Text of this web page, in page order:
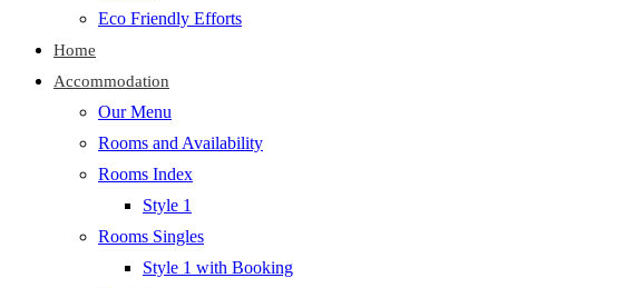
Eco Friendly Efforts
Home
Accommodation
Our Menu
Rooms and Availability
Rooms Index
Style 1
Rooms Singles
Style 1 with Booking